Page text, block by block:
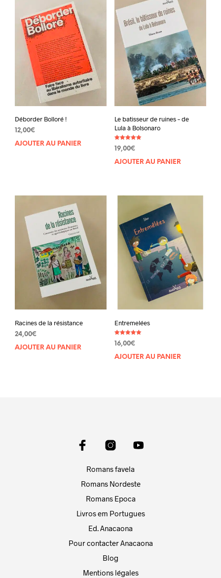
Déborder Bolloré !
12,00€
AJOUTER AU PANIER
Le batisseur de ruines – de
Lula à Bolsonaro
Note
5.00
19,00€
AJOUTER AU PANIER
Racines de la résistance
24,00€
AJOUTER AU PANIER
Entremelées
5.00
16,00€
AJOUTER AU PANIER
Romans favela
Romans Nordeste
Romans Epoca
Livros em Portugues
Ed. Anacaona
Pour contacter Anacaona
Blog
Mentions légales